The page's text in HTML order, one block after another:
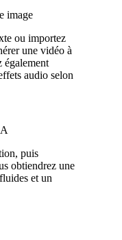
image
ou importez
une vidéo à
également
audio selon
puis
obtiendrez une
et un